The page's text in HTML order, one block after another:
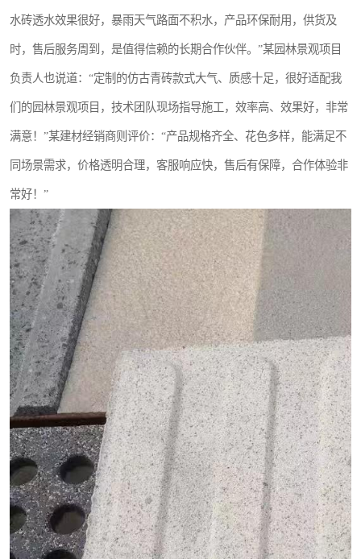
水砖透水效果很好，暴雨天气路面不积水，产品环保耐用，供货及
时，售后服务周到，是值得信赖的长期合作伙伴。”某园林景观项目
负责人也说道：“定制的仿古青砖款式大气、质感十足，很好适配我
们的园林景观项目，技术团队现场指导施工，效率高、效果好，非常
满意！”某建材经销商则评价：“产品规格齐全、花色多样，能满足不
同场景需求，价格透明合理，客服响应快，售后有保障，合作体验非
常好！”